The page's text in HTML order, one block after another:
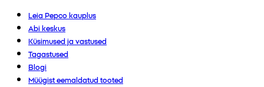
Leia Pepco kauplus
Abi keskus
Küsimused ja vastused
Tagastused
Blogi
Müügist eemaldatud tooted